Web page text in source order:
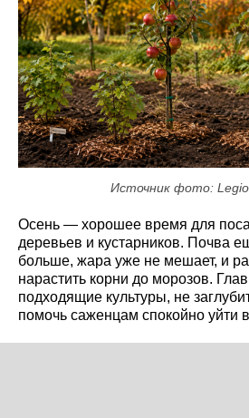
Источник фото:
Осень — хорошее время для
деревьев и кустарников. Почва
больше, жара уже не мешает, и
нарастить корни до морозов.
подходящие культуры, не
помочь саженцам спокойно уйти